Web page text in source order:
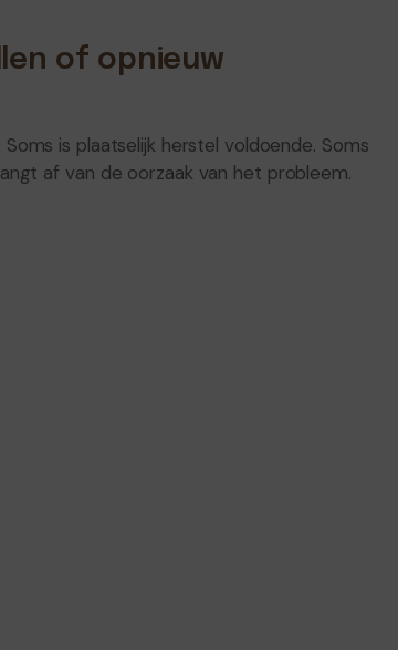
of opnieuw
is plaatselijk herstel voldoende. Soms
af van de oorzaak van het probleem.